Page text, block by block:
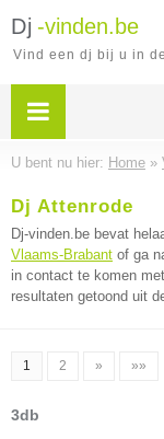
Dj -vinden.be
Vind een dj bij u in
U bent nu hier: Home »
Dj Attenrode
Dj-vinden.be bevat
Vlaams-Brabant of ga
in contact te komen
resultaten getoond uit
1 2 » »»
3db